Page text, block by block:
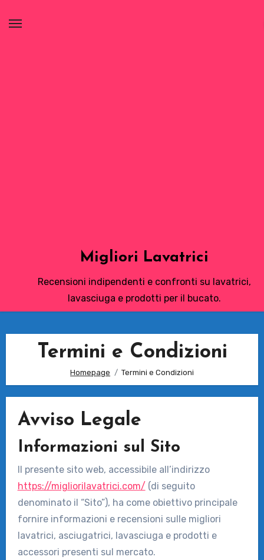
Migliori Lavatrici
Recensioni indipendenti e confronti su lavatrici,
lavasciuga e prodotti per il bucato.
Termini e Condizioni
Homepage Termini e Condizioni
Avviso Legale
Informazioni sul Sito
Il presente sito web, accessibile all’indirizzo
https://migliorilavatrici.com/ (di seguito
denominato il “Sito”), ha come obiettivo principale
fornire informazioni e recensioni sulle migliori
lavatrici, asciugatrici, lavasciuga e prodotti e
accessori presenti sul mercato.